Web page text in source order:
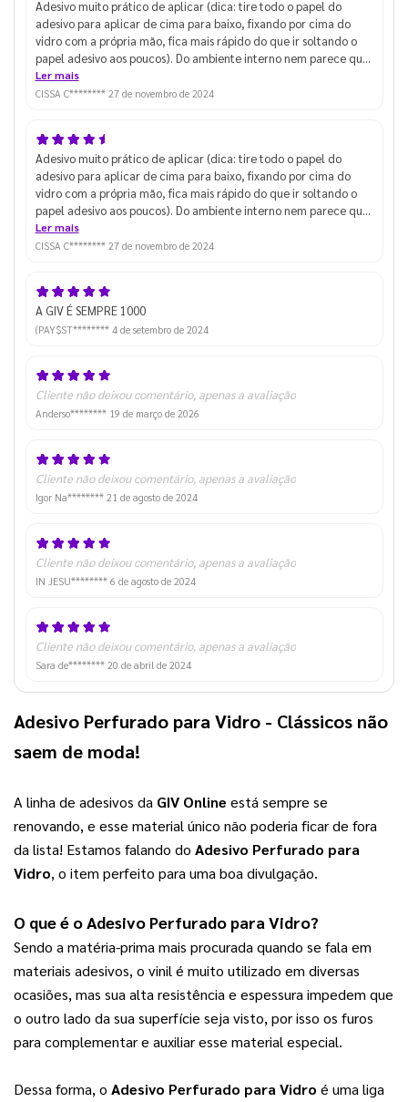
Adesivo muito prático de aplicar (dica: tire todo o papel do
adesivo para aplicar de cima para baixo, fixando por cima do
vidro com a própria mão, fica mais rápido do que ir soltando o
papel adesivo aos poucos). Do ambiente interno nem parece que
tem adesivo na vitrine! Ótima manutenção de luminosidade.
Nossa vitrine ficou bonita e delicada
Ler mais
CISSA C******** 27 de novembro de 2024
Adesivo muito prático de aplicar (dica: tire todo o papel do
adesivo para aplicar de cima para baixo, fixando por cima do
vidro com a própria mão, fica mais rápido do que ir soltando o
papel adesivo aos poucos). Do ambiente interno nem parece que
tem adesivo na vitrine! Ótima manutenção de luminosidade.
Nossa vitrine ficou bonita e delicada
Ler mais
CISSA C******** 27 de novembro de 2024
A GIV É SEMPRE 1000
(PAY$ST******** 4 de setembro de 2024
Cliente não deixou comentário, apenas a avaliação
Anderso******** 19 de março de 2026
Cliente não deixou comentário, apenas a avaliação
Igor Na******** 21 de agosto de 2024
Cliente não deixou comentário, apenas a avaliação
IN JESU******** 6 de agosto de 2024
Cliente não deixou comentário, apenas a avaliação
Sara de******** 20 de abril de 2024
Adesivo Perfurado para Vidro - Clássicos não
saem de moda!
A linha de adesivos da GIV Online está sempre se
renovando, e esse material único não poderia ficar de fora
da lista! Estamos falando do Adesivo Perfurado para
Vidro, o item perfeito para uma boa divulgação.
O que é o Adesivo Perfurado para Vidro?
Sendo a matéria-prima mais procurada quando se fala em
materiais adesivos, o vinil é muito utilizado em diversas
ocasiões, mas sua alta resistência e espessura impedem que
o outro lado da sua superfície seja visto, por isso os furos
para complementar e auxiliar esse material especial.
Dessa forma, o Adesivo Perfurado para Vidro é uma liga